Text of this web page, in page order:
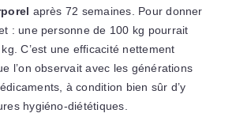
après 72 semaines. Pour donner
: une personne de 100 kg pourrait
C’est une efficacité nettement
l’on observait avec les générations
à condition bien sûr d’y
hygiéno-diététiques.